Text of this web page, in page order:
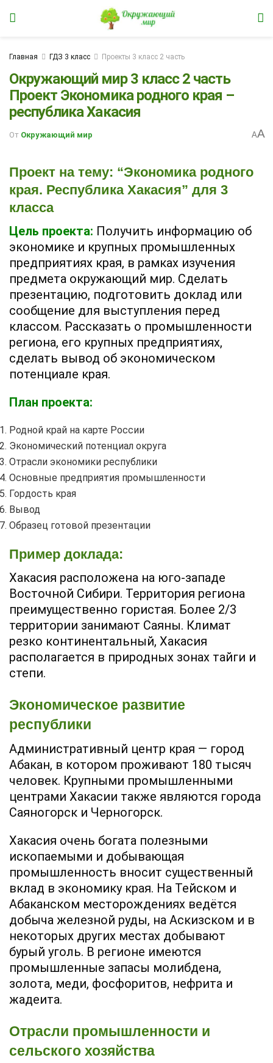
Главная ГДЗ 3 класс Проекты 3 класс 2 часть
Окружающий мир 3 класс 2 часть
Проект Экономика родного края –
республика Хакасия
От Окружающий мир AA
Проект на тему: “Экономика родного
края. Республика Хакасия” для 3
класса
Цель проекта: Получить информацию об
экономике и крупных промышленных
предприятиях края, в рамках изучения
предмета окружающий мир. Сделать
презентацию, подготовить доклад или
сообщение для выступления перед
классом. Рассказать о промышленности
региона, его крупных предприятиях,
сделать вывод об экономическом
потенциале края.
План проекта:
Родной край на карте России
Экономический потенциал округа
Отрасли экономики республики
Основные предприятия промышленности
Гордость края
Вывод
Образец готовой презентации
Пример доклада:
Хакасия расположена на юго-западе
Восточной Сибири. Территория региона
преимущественно гористая. Более 2/3
территории занимают Саяны. Климат
резко континентальный, Хакасия
располагается в природных зонах тайги и
степи.
Экономическое развитие
республики
Административный центр края — город
Абакан, в котором проживают 180 тысяч
человек. Крупными промышленными
центрами Хакасии также являются города
Саяногорск и Черногорск.
Хакасия очень богата полезными
ископаемыми и добывающая
промышленность вносит существенный
вклад в экономику края. На Тейском и
Абаканском месторождениях ведётся
добыча железной руды, на Аскизском и в
некоторых других местах добывают
бурый уголь. В регионе имеются
промышленные запасы молибдена,
золота, меди, фосфоритов, нефрита и
жадеита.
Отрасли промышленности и
сельского хозяйства